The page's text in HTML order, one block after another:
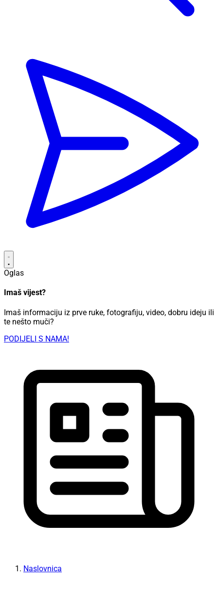
Oglas
Imaš vijest?
Imaš informaciju iz prve ruke, fotografiju, video, dobru ideju ili
te nešto muči?
PODIJELI S NAMA!
Naslovnica